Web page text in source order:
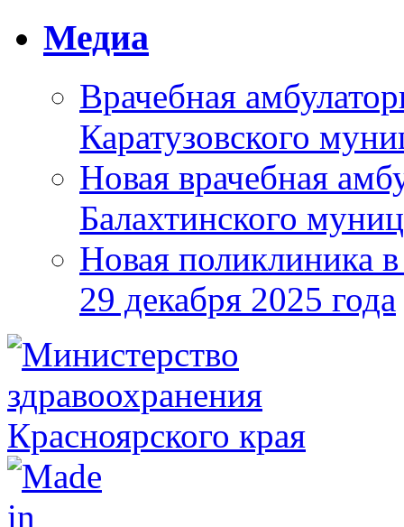
Медиа
Врачебная
Каратузовского
Новая врачебная
Балахтинского
Новая поликлиника
29 декабря 2025 года